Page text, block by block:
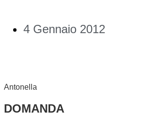
4 Gennaio 2012
Antonella
DOMANDA